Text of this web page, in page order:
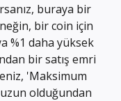
buraya bir
bir coin için
%1 daha yüksek
bir satış emri
'Maksimum
olduğundan